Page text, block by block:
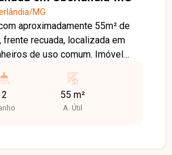
MG
aproximadamente 55m² de
frente recuada, localizada em
de uso comum. Imóvel
visibilidade e fácil
2 55 m²
A. Útil